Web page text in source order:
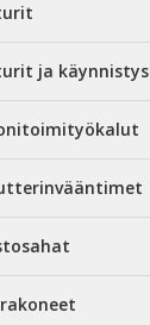
ja käynnistys